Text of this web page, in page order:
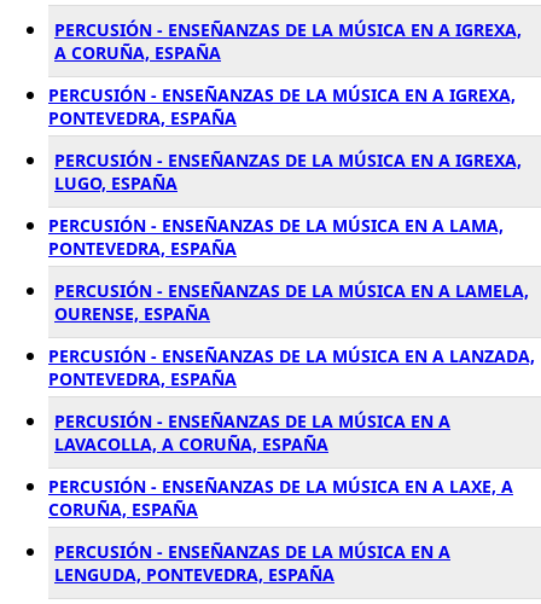
PERCUSIÓN - ENSEÑANZAS DE LA MÚSICA EN A IGREXA,
A CORUÑA, ESPAÑA
PERCUSIÓN - ENSEÑANZAS DE LA MÚSICA EN A IGREXA,
PONTEVEDRA, ESPAÑA
PERCUSIÓN - ENSEÑANZAS DE LA MÚSICA EN A IGREXA,
LUGO, ESPAÑA
PERCUSIÓN - ENSEÑANZAS DE LA MÚSICA EN A LAMA,
PONTEVEDRA, ESPAÑA
PERCUSIÓN - ENSEÑANZAS DE LA MÚSICA EN A LAMELA,
OURENSE, ESPAÑA
PERCUSIÓN - ENSEÑANZAS DE LA MÚSICA EN A LANZADA,
PONTEVEDRA, ESPAÑA
PERCUSIÓN - ENSEÑANZAS DE LA MÚSICA EN A
LAVACOLLA, A CORUÑA, ESPAÑA
PERCUSIÓN - ENSEÑANZAS DE LA MÚSICA EN A LAXE, A
CORUÑA, ESPAÑA
PERCUSIÓN - ENSEÑANZAS DE LA MÚSICA EN A
LENGUDA, PONTEVEDRA, ESPAÑA